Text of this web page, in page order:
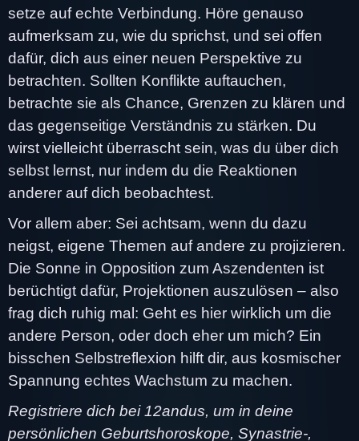
setze auf echte Verbindung. Höre genauso
aufmerksam zu, wie du sprichst, und sei offen
dafür, dich aus einer neuen Perspektive zu
betrachten. Sollten Konflikte auftauchen,
betrachte sie als Chance, Grenzen zu klären und
das gegenseitige Verständnis zu stärken. Du
wirst vielleicht überrascht sein, was du über dich
selbst lernst, nur indem du die Reaktionen
anderer auf dich beobachtest.
Vor allem aber: Sei achtsam, wenn du dazu
neigst, eigene Themen auf andere zu projizieren.
Die Sonne in Opposition zum Aszendenten ist
berüchtigt dafür, Projektionen auszulösen – also
frag dich ruhig mal: Geht es hier wirklich um die
andere Person, oder doch eher um mich? Ein
bisschen Selbstreflexion hilft dir, aus kosmischer
Spannung echtes Wachstum zu machen.
Registriere dich bei 12andus, um in deine
persönlichen Geburtshoroskope, Synastrie-,